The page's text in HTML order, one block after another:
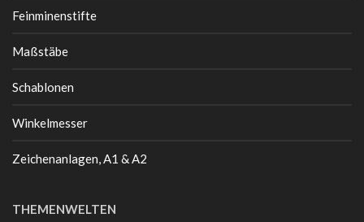
Feinminenstifte
Maßstäbe
Schablonen
Winkelmesser
Zeichenanlagen, A1 & A2
THEMENWELTEN